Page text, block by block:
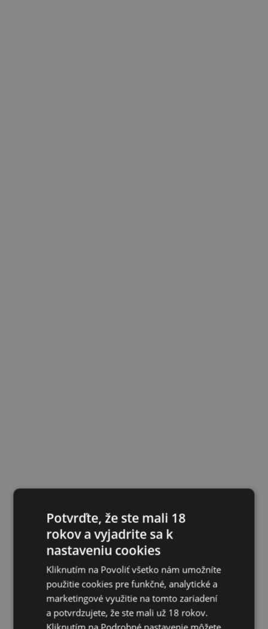
Potvrďte, že ste mali 18
rokov a vyjadrite sa k
nastaveniu cookies
Kliknutím na Povoliť všetko nám umožníte
použitie cookies pre funkčné, analytické a
marketingové využitie na tomto zariadení
a potvrdzujete, že ste mali už 18 rokov.